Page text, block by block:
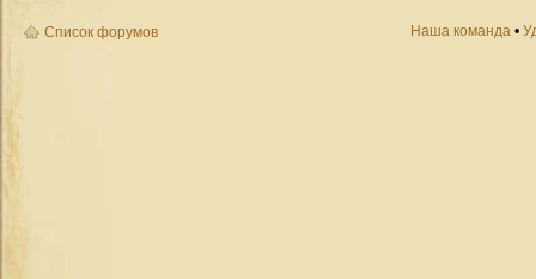
Список форумов Наша команда •